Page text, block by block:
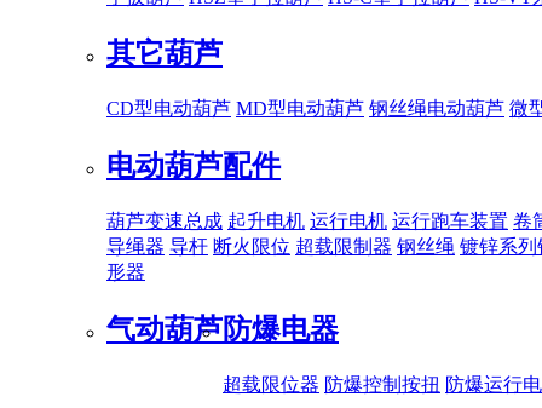
其它葫芦
CD型电动葫芦 MD型电动葫芦 钢丝绳电动葫芦 微
电动葫芦配件
葫芦变速总成 起升电机 运行电机 运行跑车装置 卷
导绳器 导杆 断火限位 超载限制器 钢丝绳 镀锌系列
形器
气动葫芦防爆电器
超载限位器 防爆控制按扭 防爆运行